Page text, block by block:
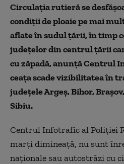
Circulaţia rutieră se
condiţii de ploaie pe mai
aflate în sudul ţării, în timp
judeţelor din centrul ţării
cu zăpadă, anunţă Centrul
ceaţa scade vizibilitatea în
judeţele Argeş, Bihor,
Sibiu.
Centrul Infotrafic al Poliţiei
marţi dimineaţă, nu sunt
naţionale sau autostrăzi cu